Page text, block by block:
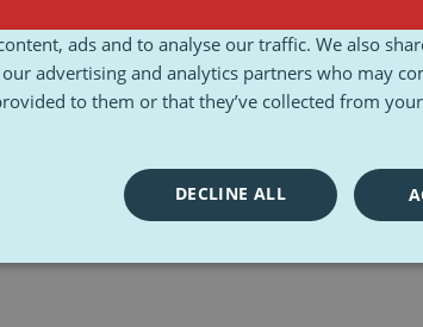
ads and to analyse our traffic. We also
advertising and analytics partners who may
to them or that they’ve collected from
DECLINE ALL